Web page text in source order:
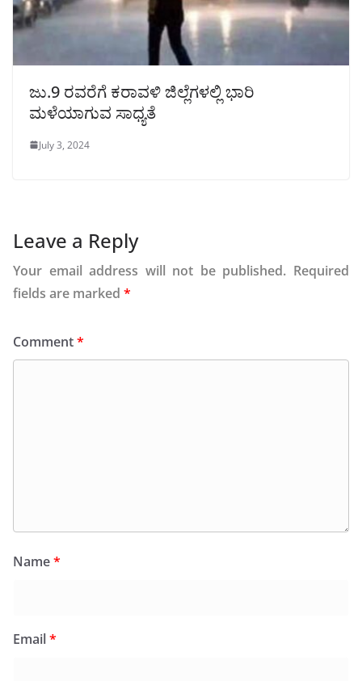
ಜು.9 ರವರೆಗೆ ಕರಾವಳಿ ಜಿಲ್ಲೆಗಳಲ್ಲಿ ಭಾರಿ
ಮಳೆಯಾಗುವ ಸಾಧ್ಯತೆ
July 3, 2024
Leave a Reply
Your email address will not be published. Required
fields are marked *
Comment*
Name*
Email*